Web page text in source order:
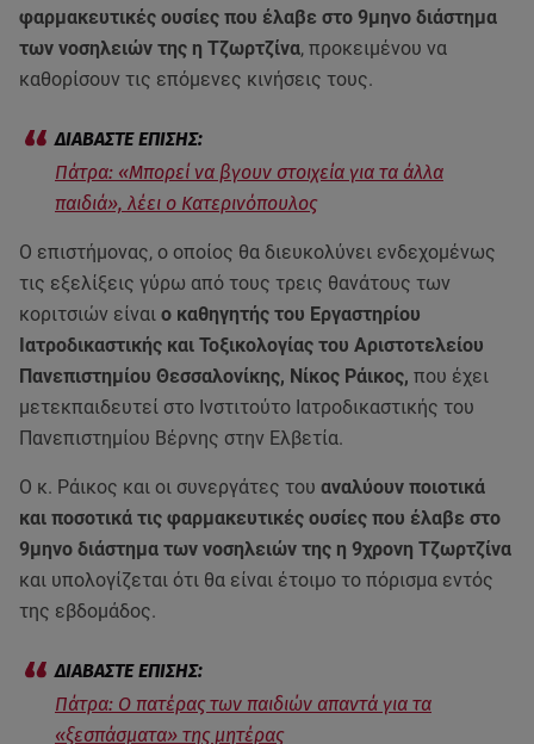
φαρμακευτικές ουσίες που έλαβε στο 9μηνο διάστημα
των νοσηλειών της η Τζωρτζίνα, προκειμένου να
καθορίσουν τις επόμενες κινήσεις τους.
Πάτρα: «Μπορεί να βγουν στοιχεία για τα άλλα
παιδιά», λέει ο Κατερινόπουλος
Ο επιστήμονας, ο οποίος θα διευκολύνει ενδεχομένως
τις εξελίξεις γύρω από τους τρεις θανάτους των
κοριτσιών είναι ο καθηγητής του Εργαστηρίου
Ιατροδικαστικής και Τοξικολογίας του Αριστοτελείου
Πανεπιστημίου Θεσσαλονίκης, Νίκος Ράικος, που έχει
μετεκπαιδευτεί στο Ινστιτούτο Ιατροδικαστικής του
Πανεπιστημίου Βέρνης στην Ελβετία.
Ο κ. Ράικος και οι συνεργάτες του αναλύουν ποιοτικά
και ποσοτικά τις φαρμακευτικές ουσίες που έλαβε στο
9μηνο διάστημα των νοσηλειών της η 9χρονη Τζωρτζίνα
και υπολογίζεται ότι θα είναι έτοιμο το πόρισμα εντός
της εβδομάδος.
Πάτρα: Ο πατέρας των παιδιών απαντά για τα
«ξεσπάσματα» της μητέρας